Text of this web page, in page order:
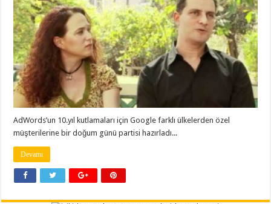
AdWords’un 10.yıl kutlamaları için Google farklı ülkelerden özel
müşterilerine bir doğum günü partisi hazırladı...
Devamı